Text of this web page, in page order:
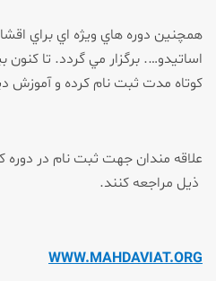
همچنين دوره هاي ويژه اي براي
اساتيدو…. برگزار مي گردد. تا
كوتاه مدت ثبت نام كرده و آموزش
علاقه مندان جهت ثبت نام در دوره
ذيل مراجعه كنند.
WWW.MAHDAVIAT.ORG